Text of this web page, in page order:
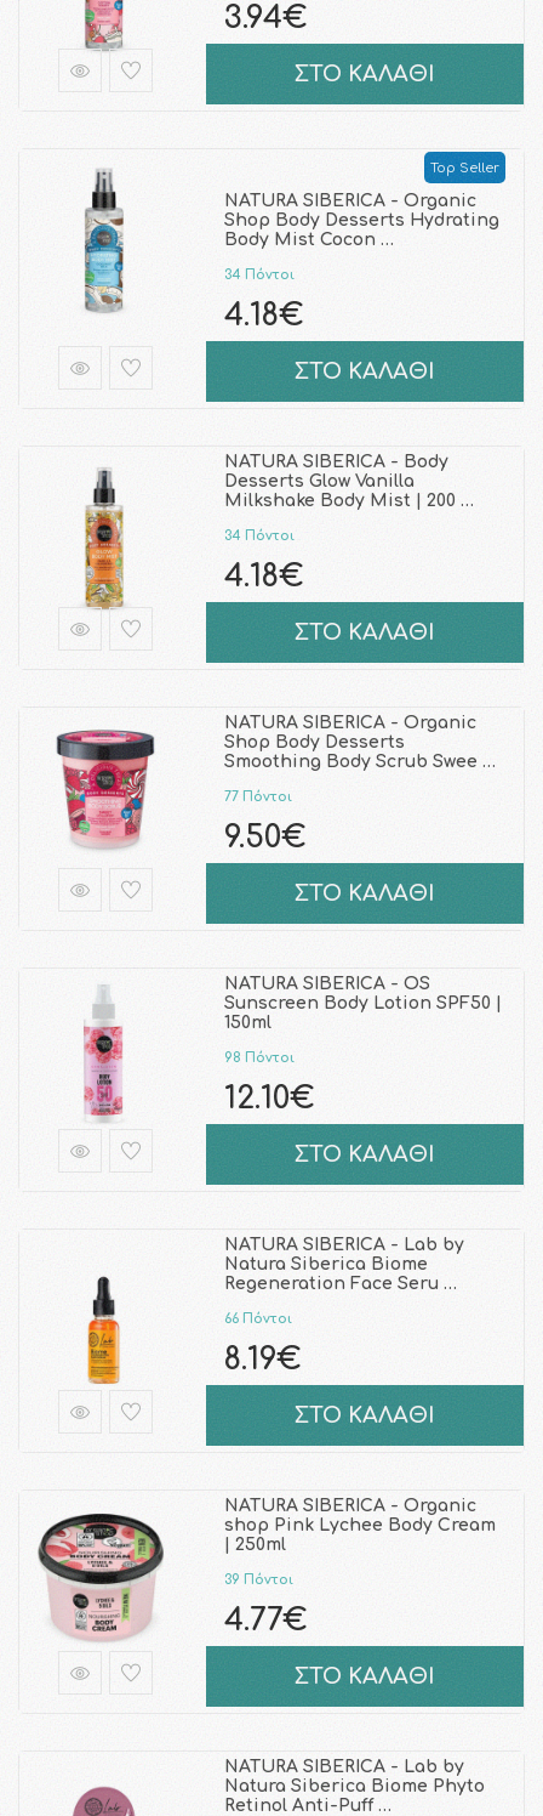
3.94€
ΣΤΟ ΚΑΛΑΘΙ
Top Seller
NATURA SIBERICA - Organic
Shop Body Desserts Hydrating
Body Mist Cocon …
34 Πόντοι
4.18€
ΣΤΟ ΚΑΛΑΘΙ
NATURA SIBERICA - Body
Desserts Glow Vanilla
Milkshake Body Mist | 200 …
34 Πόντοι
4.18€
ΣΤΟ ΚΑΛΑΘΙ
NATURA SIBERICA - Organic
Shop Body Desserts
Smoothing Body Scrub Swee …
77 Πόντοι
9.50€
ΣΤΟ ΚΑΛΑΘΙ
NATURA SIBERICA - OS
Sunscreen Body Lotion SPF50 |
150ml
98 Πόντοι
12.10€
ΣΤΟ ΚΑΛΑΘΙ
NATURA SIBERICA - Lab by
Natura Siberica Biome
Regeneration Face Seru …
66 Πόντοι
8.19€
ΣΤΟ ΚΑΛΑΘΙ
NATURA SIBERICA - Organic
shop Pink Lychee Body Cream
| 250ml
39 Πόντοι
4.77€
ΣΤΟ ΚΑΛΑΘΙ
NATURA SIBERICA - Lab by
Natura Siberica Biome Phyto
Retinol Anti-Puff …